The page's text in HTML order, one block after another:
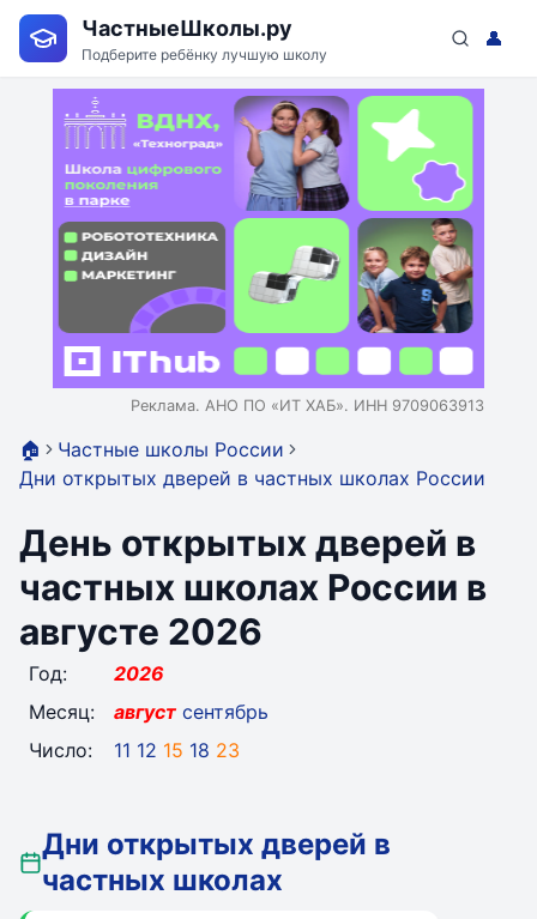
ЧастныеШколы.ру
Подберите ребёнку лучшую школу
👤
Реклама. АНО ПО «ИТ ХАБ». ИНН 9709063913
🏠
Частные школы России
Дни открытых дверей в частных школах России
День открытых дверей в
частных школах России в
августе 2026
Год:
2026
Месяц:
август сентябрь
Число:
11 12 15 18 23
Дни открытых дверей в
частных школах